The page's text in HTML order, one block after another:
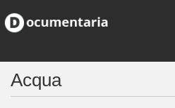
Acqua